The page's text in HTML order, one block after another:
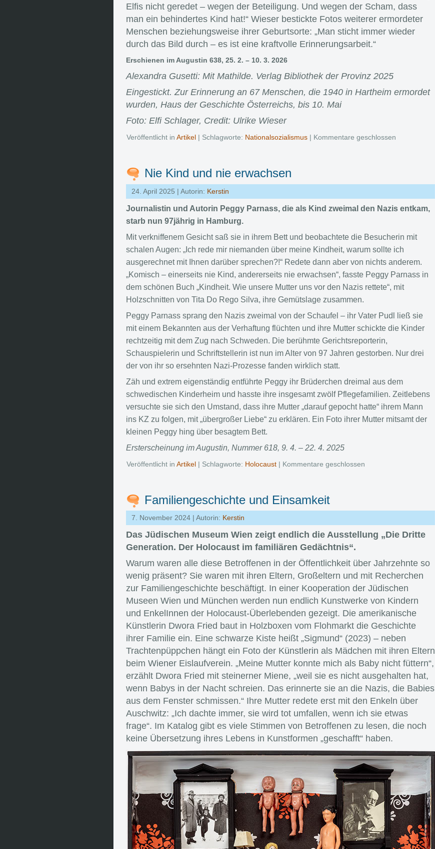
Elfis nicht geredet – wegen der Beteiligung. Und wegen der Scham, dass
man ein behindertes Kind hat!“ Wieser bestickte Fotos weiterer ermordeter
Menschen beziehungsweise ihrer Geburtsorte: „Man sticht immer wieder
durch das Bild durch – es ist eine kraftvolle Erinnerungsarbeit.“
Erschienen im Augustin 638, 25. 2. – 10. 3. 2026
Alexandra Gusetti: Mit Mathilde. Verlag Bibliothek der Provinz 2025
Eingestickt. Zur Erinnerung an 67 Menschen, die 1940 in Hartheim ermordet
wurden, Haus der Geschichte Österreichs, bis 10. Mai
Foto: Elfi Schlager, Credit: Ulrike Wieser
Veröffentlicht in Artikel | Schlagworte: Nationalsozialismus | Kommentare geschlossen
Nie Kind und nie erwachsen
24. April 2025 | Autorin: Kerstin
Journalistin und Autorin Peggy Parnass, die als Kind zweimal den Nazis entkam,
starb nun 97jährig in Hamburg.
Mit verkniffenem Gesicht saß sie in ihrem Bett und beobachtete die Besucherin mit
schalen Augen: „Ich rede mir niemanden über meine Kindheit, warum sollte ich
ausgerechnet mit Ihnen darüber sprechen?!“ Redete dann aber von nichts anderem.
„Komisch – einerseits nie Kind, andererseits nie erwachsen“, fasste Peggy Parnass in
dem schönen Buch „Kindheit. Wie unsere Mutter uns vor den Nazis rettete“, mit
Holzschnitten von Tita Do Rego Silva, ihre Gemütslage zusammen.
Peggy Parnass sprang den Nazis zweimal von der Schaufel – ihr Vater Pudl ließ sie
mit einem Bekannten aus der Verhaftung flüchten und ihre Mutter schickte die Kinder
rechtzeitig mit dem Zug nach Schweden. Die berühmte Gerichtsreporterin,
Schauspielerin und Schriftstellerin ist nun im Alter von 97 Jahren gestorben. Nur drei
der von ihr so ersehnten Nazi-Prozesse fanden wirklich statt.
Zäh und extrem eigenständig entführte Peggy ihr Brüderchen dreimal aus dem
schwedischen Kinderheim und hasste ihre insgesamt zwölf Pflegefamilien. Zeitlebens
versuchte sie sich den Umstand, dass ihre Mutter „darauf gepocht hatte“ ihrem Mann
ins KZ zu folgen, mit „übergroßer Liebe“ zu erklären. Ein Foto ihrer Mutter mitsamt der
kleinen Peggy hing über besagtem Bett.
Ersterscheinung im Augustin, Nummer 618, 9. 4. – 22. 4. 2025
Veröffentlicht in Artikel | Schlagworte: Holocaust | Kommentare geschlossen
Familiengeschichte und Einsamkeit
7. November 2024 | Autorin: Kerstin
Das Jüdischen Museum Wien zeigt endlich die Ausstellung „Die Dritte
Generation. Der Holocaust im familiären Gedächtnis“.
Warum waren alle diese Betroffenen in der Öffentlichkeit über Jahrzehnte so
wenig präsent? Sie waren mit ihren Eltern, Großeltern und mit Recherchen
zur Familiengeschichte beschäftigt. In einer Kooperation der Jüdischen
Museen Wien und München werden nun endlich Kunstwerke von Kindern
und EnkelInnen der Holocaust-Überlebenden gezeigt. Die amerikanische
Künstlerin Dwora Fried baut in Holzboxen vom Flohmarkt die Geschichte
ihrer Familie ein. Eine schwarze Kiste heißt „Sigmund“ (2023) – neben
Trachtenpüppchen hängt ein Foto der Künstlerin als Mädchen mit ihren Eltern
beim Wiener Eislaufverein. „Meine Mutter konnte mich als Baby nicht füttern“,
erzählt Dwora Fried mit steinerner Miene, „weil sie es nicht ausgehalten hat,
wenn Babys in der Nacht schreien. Das erinnerte sie an die Nazis, die Babies
aus dem Fenster schmissen.“ Ihre Mutter redete erst mit den Enkeln über
Auschwitz: „Ich dachte immer, sie wird tot umfallen, wenn ich sie etwas
frage“. Im Katalog gibt es viele Stimmen von Betroffenen zu lesen, die noch
keine Übersetzung ihres Lebens in Kunstformen „geschafft“ haben.